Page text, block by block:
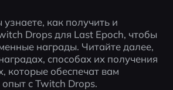
узнаете, как получить и
Drops для Last Epoch, чтобы
награды. Читайте далее,
способах их получения
которые обеспечат вам
с Twitch Drops.